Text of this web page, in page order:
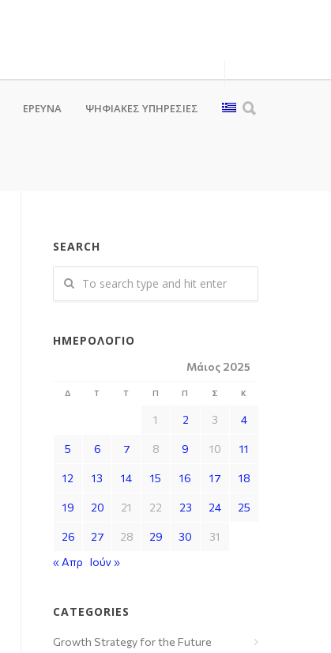
ΕΡΕΥΝΑ ΨΗΦΙΑΚΈΣ ΥΠΗΡΕΣΊΕΣ
SEARCH
ΗΜΕΡΟΛΌΓΙΟ
Μάιος 2025
Δ Τ Τ Π Π Σ Κ
1 2 3 4
5 6 7 8 9 10 11
12 13 14 15 16 17 18
19 20 21 22 23 24 25
26 27 28 29 30
31
« Απρ Ιούν »
CATEGORIES
Growth Strategy for the Future